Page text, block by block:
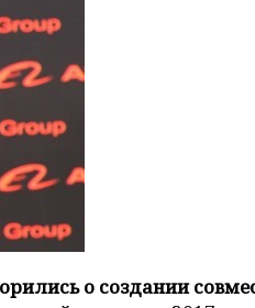
о создании